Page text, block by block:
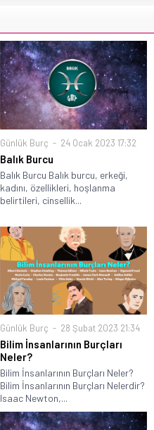
Günlük Burç 24 Ocak 2023 17:32
Balık Burcu
Balık Burcu Balık burcu, erkeği,
kadını, özellikleri, hoşlanma
belirtileri, cinsellik...
Günlük Burç 28 Şubat 2023 21:34
Bilim İnsanlarının Burçları
Neler?
Bilim İnsanlarının Burçları Neler?
Bilim İnsanlarının Burçları Nelerdir?
Isaac Newton,...